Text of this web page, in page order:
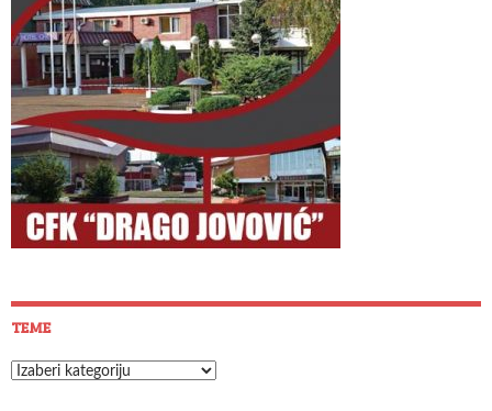
TEME
Teme